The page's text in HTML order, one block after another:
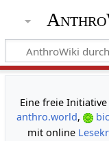
Eine freie
anthro.world,
mit online